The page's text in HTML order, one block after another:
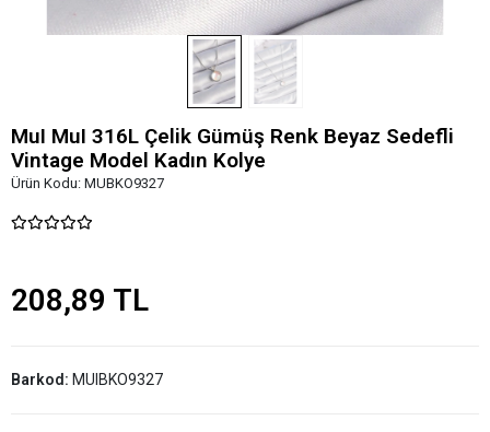
MuI MuI 316L Çelik Gümüş Renk Beyaz Sedefli
Vintage Model Kadın Kolye
Ürün Kodu: MUBKO9327
208,89 TL
Barkod: MUIBKO9327